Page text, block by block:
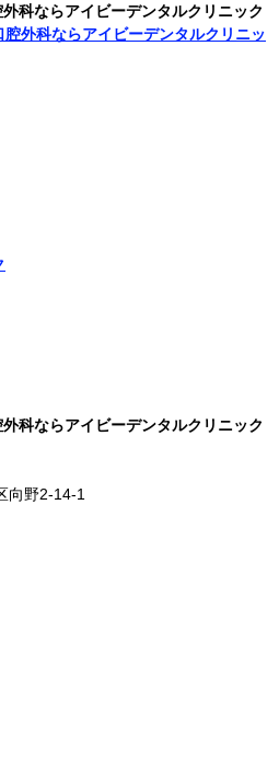
科ならアイビーデンタルクリニック
科ならアイビーデンタルクリニック
向野2-14-1